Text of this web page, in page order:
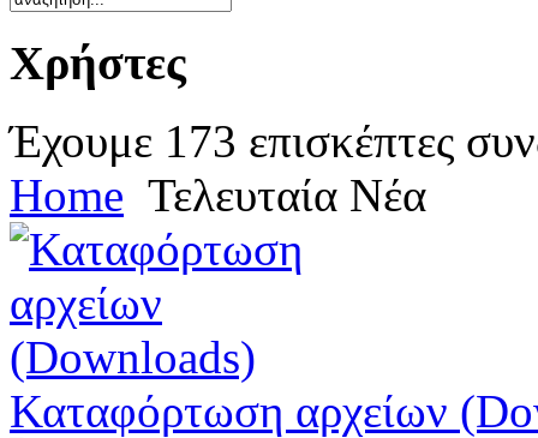
Χρήστες
Έχουμε 173 επισκέπτες
Home Τελευταία Νέα
Καταφόρτωση αρχείων